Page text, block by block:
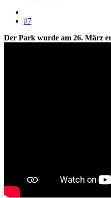
#7
Der Park wurde am 26. März